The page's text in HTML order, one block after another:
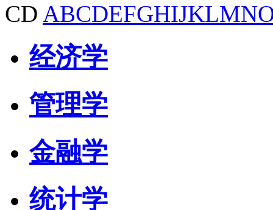
CD ABCDEFGHIJKLMN
经济学
管理学
金融学
统计学